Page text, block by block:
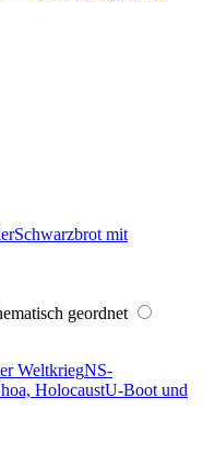
Schwarzbrot mit
geordnet
WeltkriegNS-
HolocaustU-Boot und